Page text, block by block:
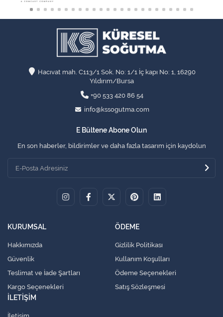
Hacıvat mah. C113/1 Sok. No: 1/1 İç kapı No: 1, 16290
Yıldırım/Bursa
+90 533 420 86 54
info@kssogutma.com
E Bültene Abone Olun
En son haberler, bildirimler ve daha fazla tasarım için kaydolun
KURUMSAL
Hakkımızda
Güvenlik
Teslimat ve İade Şartları
Kargo Seçenekleri
ÖDEME
Gizlilik Politikası
Kullanım Koşulları
Ödeme Seçenekleri
Satış Sözleşmesi
İLETİŞİM